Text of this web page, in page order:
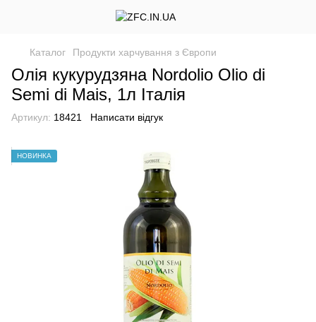
Каталог Продукти харчування з Європи
Олія кукурудзяна Nordolio Olio di
Semi di Mais, 1л Італія
Артикул: 18421 Написати відгук
НОВИНКА